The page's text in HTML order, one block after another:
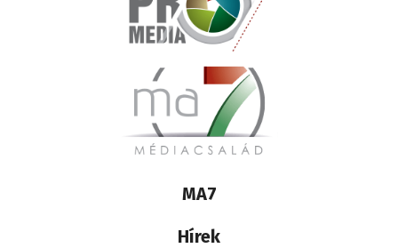
Lábléc
médiacsalád
MA7
Hírek